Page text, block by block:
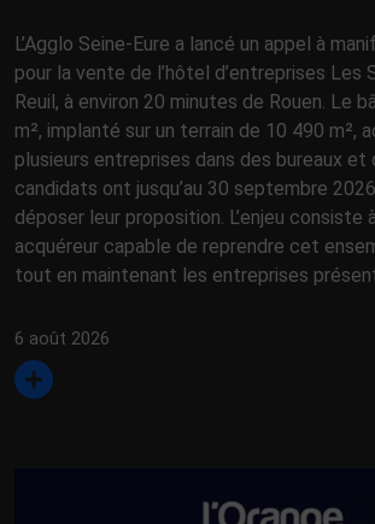
L’Agglo Seine-Eure a lancé un appel à
pour la vente de l’hôtel d’entreprises Les
Reuil, à environ 20 minutes de Rouen. Le
m², implanté sur un terrain de 10 490 m²,
plusieurs entreprises dans des bureaux et
candidats ont jusqu’au 30 septembre
déposer leur proposition. L’enjeu consiste
acquéreur capable de reprendre cet
tout en maintenant les entreprises
6 août 2026